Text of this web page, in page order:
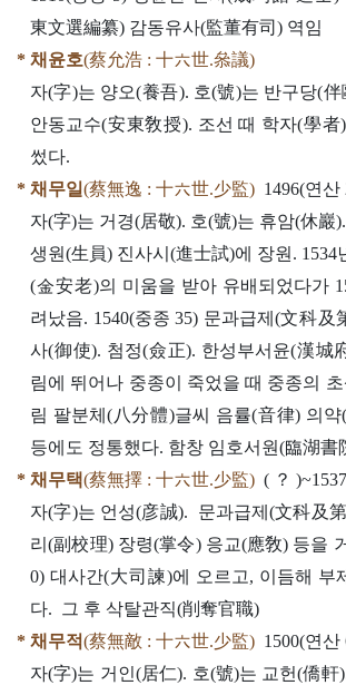
東文選編纂) 감동유사(監董有司) 역임
* 채윤호(蔡允浩 : 十六世.叅議)
자(字)는 양오(養吾). 호(號)는 반구당(
안동교수(安東敎授). 조선 때 학자(學者
썼다.
* 채무일(蔡無逸 : 十六世.少監) 1496(연산
자(字)는 거경(居敬). 호(號)는 휴암(休巖).
생원(生員) 진사시(進士試)에 장원. 1534
(金安老)의 미움을 받아 유배되었다가
려났음. 1540(중종 35) 문과급제(文科及
사(御使). 첨정(僉正). 한성부서윤(漢城
림에 뛰어나 중종이 죽었을 때 중종의
림 팔분체(八分體)글씨 음률(音律) 의
등에도 정통했다. 함창 임호서원(臨湖書
* 채무택(蔡無擇 : 十六世.少監) ( ？
자(字)는 언성(彦誠). 문과급제(文科及
리(副校理) 장령(掌令) 응교(應敎) 등을
0) 대사간(大司諫)에 오르고, 이듬해 부
다. 그 후 삭탈관직(削奪官職)
* 채무적(蔡無敵 : 十六世.少監) 1500(연산
자(字)는 거인(居仁). 호(號)는 교헌(僑軒